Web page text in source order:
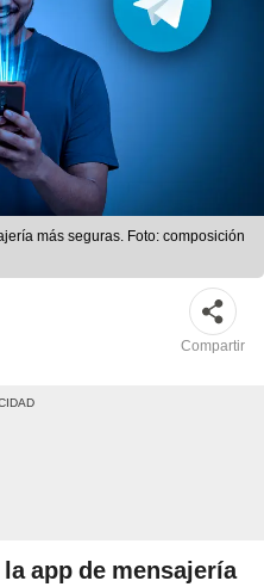
más seguras. Foto: composición
Compartir
app de mensajería